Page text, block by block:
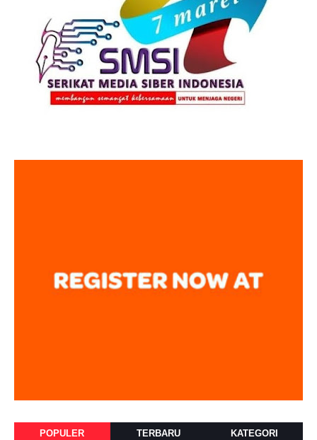
POPULER TERBARU KATEGORI